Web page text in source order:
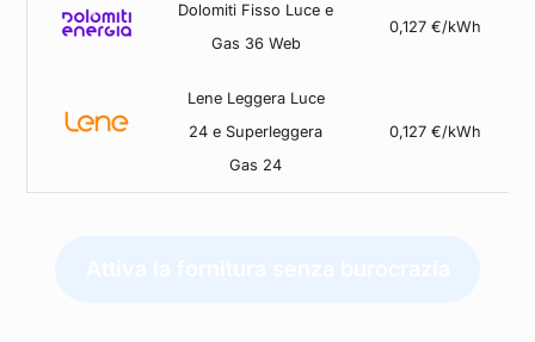
Dolomiti Fisso Luce e
Gas 36 Web
0,127 €/kWh
Lene Leggera Luce
24 e Superleggera
Gas 24
0,127 €/kWh